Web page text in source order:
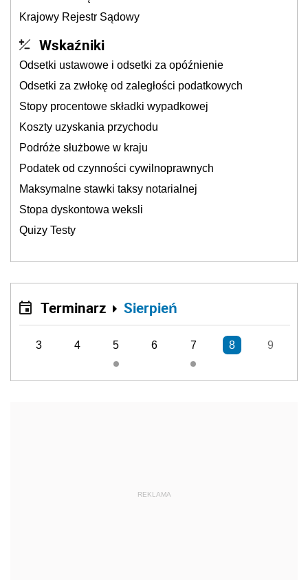
Krajowy Rejestr Sądowy
Wskaźniki
Odsetki ustawowe i odsetki za opóźnienie
Odsetki za zwłokę od zaległości podatkowych
Stopy procentowe składki wypadkowej
Koszty uzyskania przychodu
Podróże służbowe w kraju
Podatek od czynności cywilnoprawnych
Maksymalne stawki taksy notarialnej
Stopa dyskontowa weksli
Quizy Testy
Terminarz Sierpień
3 4 5 6 7 8 9
REKLAMA